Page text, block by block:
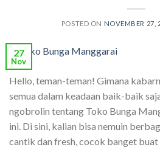
POSTED ON NOVEMBER 27,
27
Nov
Hello, teman-teman! Gimana
semua dalam keadaan baik-baik
ngobrolin tentang Toko Bunga
ini. Di sini, kalian bisa nemuin
cantik dan fresh, cocok banget